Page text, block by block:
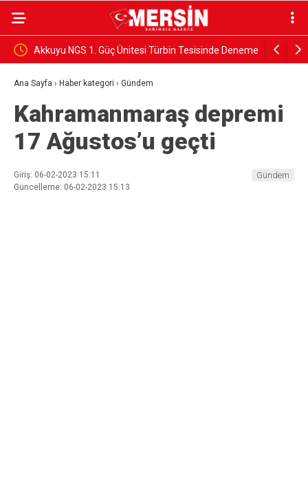
Deneme Ali Bozan, Bakan Yumaklı’ya sordu: “Mersin’in
yangınlara karşı hazırlık kapasitesi ne düzeyde”
Ana Sayfa › Haber kategori › Gündem
Kahramanmaraş depremi
17 Ağustos’u geçti
Giriş: 06-02-2023 15:11
Güncelleme: 06-02-2023 15:13
Gündem